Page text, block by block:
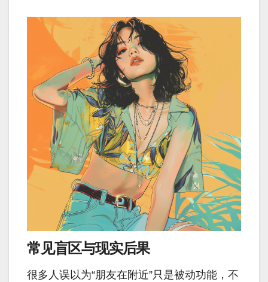
常见盲区与现实后果
很多人误以为“朋友在附近”只是被动功能，不